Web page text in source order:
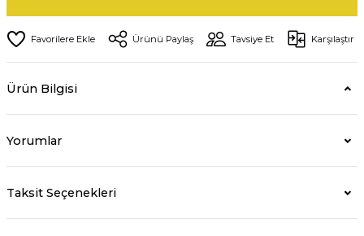
Ürünü Paylaş Tavsiye Et Karşılaştır
Ürün Bilgisi
Yorumlar
Taksit Seçenekleri